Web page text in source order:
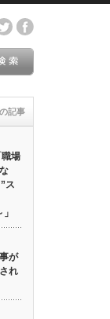
場
ス
が
れ
記事